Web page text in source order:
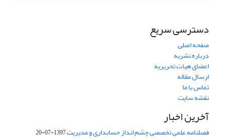
دسترسی سریع
صفحه اصلی
درباره نشریه
اعضای هیات تحریریه
ارسال مقاله
تماس با ما
نقشه سایت
آخرین اخبار
فصلنامه علمی تخصصی چشم انداز حسابداری و مدیریت1397-07-20